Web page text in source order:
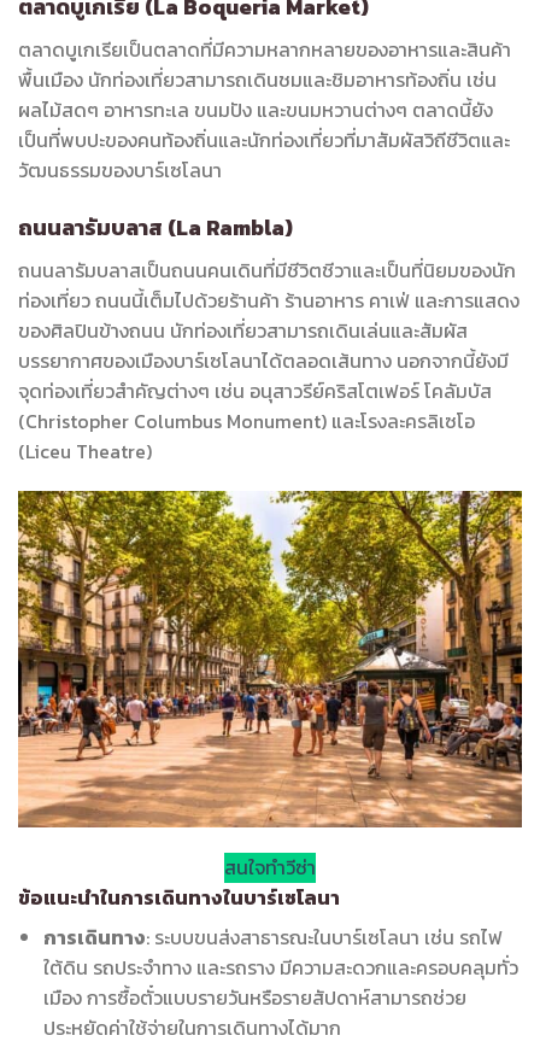
ตลาดบูเกเรียเป็นตลาดที่มีความหลากหลายของอาหารและสินค้า
พื้นเมือง นักท่องเที่ยวสามารถเดินชมและชิมอาหารท้องถิ่น เช่น
ผลไม้สดๆ อาหารทะเล ขนมปัง และขนมหวานต่างๆ ตลาดนี้ยัง
เป็นที่พบปะของคนท้องถิ่นและนักท่องเที่ยวที่มาสัมผัสวิถีชีวิตและ
วัฒนธรรมของบาร์เซโลนา
ถนนลารัมบลาส (La Rambla)
ถนนลารัมบลาสเป็นถนนคนเดินที่มีชีวิตชีวาและเป็นที่นิยมของนัก
ท่องเที่ยว ถนนนี้เต็มไปด้วยร้านค้า ร้านอาหาร คาเฟ่ และการแสดง
ของศิลปินข้างถนน นักท่องเที่ยวสามารถเดินเล่นและสัมผัส
บรรยากาศของเมืองบาร์เซโลนาได้ตลอดเส้นทาง นอกจากนี้ยังมี
จุดท่องเที่ยวสำคัญต่างๆ เช่น อนุสาวรีย์คริสโตเฟอร์ โคลัมบัส
(Christopher Columbus Monument) และโรงละครลิเซโอ
(Liceu Theatre)
สนใจทำวีซ่า
ข้อแนะนำในการเดินทางในบาร์เซโลนา
การเดินทาง: ระบบขนส่งสาธารณะในบาร์เซโลนา เช่น รถไฟ
ใต้ดิน รถประจำทาง และรถราง มีความสะดวกและครอบคลุมทั่ว
เมือง การซื้อตั๋วแบบรายวันหรือรายสัปดาห์สามารถช่วย
ประหยัดค่าใช้จ่ายในการเดินทางได้มาก